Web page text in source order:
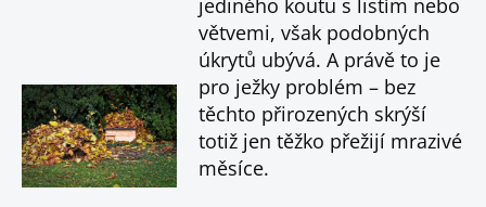
jediného koutu s listím nebo
větvemi, však podobných
úkrytů ubývá. A právě to je
pro ježky problém – bez
těchto přirozených skrýší
totiž jen těžko přežijí mrazivé
měsíce.